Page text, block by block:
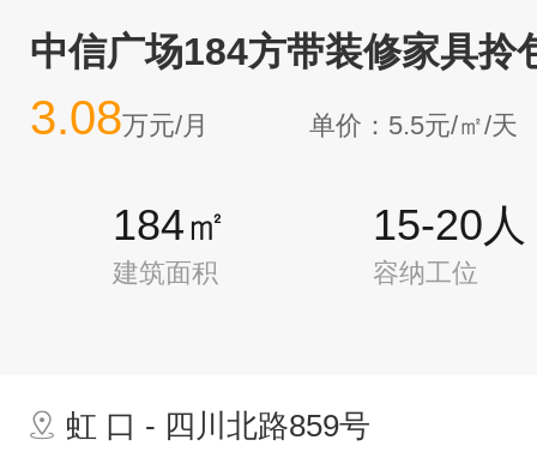
中信广场184方带装修家具拎
3.08万元/月 单价：5.5元/㎡/天
184㎡
建筑面积
15-20人
容纳工位
虹 口 - 四川北路859号